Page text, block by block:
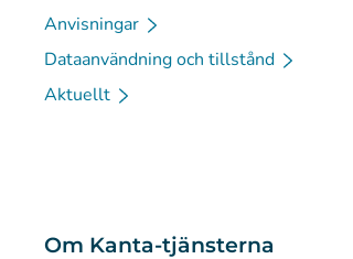
Anvisningar
Dataanvändning och tillstånd
Aktuellt
Om Kanta-tjänsterna